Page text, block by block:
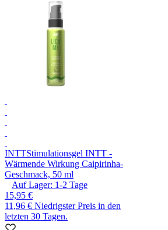
INTTStimulationsgel INTT -
Wärmende Wirkung Caipirinha-
Geschmack, 50 ml
Auf Lager: 1-2 Tage
15,95 €
11,96 € Niedrigster Preis in den
letzten 30 Tagen.